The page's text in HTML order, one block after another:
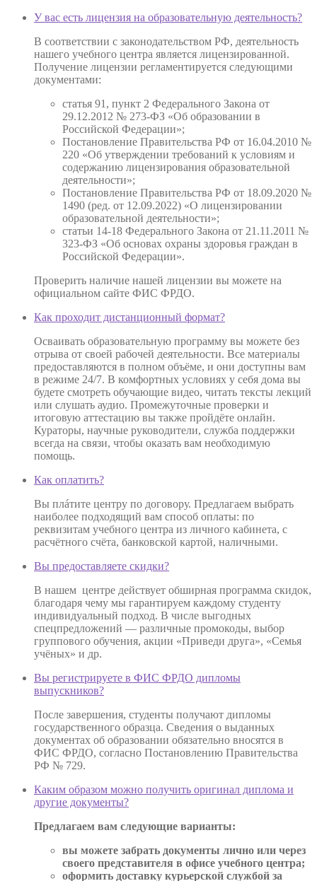
У вас есть лицензия на образовательную деятельность?
В соответствии с законодательством РФ, деятельность
нашего учебного центра является лицензированной.
Получение лицензии регламентируется следующими
документами:
статья 91, пункт 2 Федерального Закона от
29.12.2012 № 273-ФЗ «Об образовании в
Российской Федерации»;
Постановление Правительства РФ от 16.04.2010 №
220 «Об утверждении требований к условиям и
содержанию лицензирования образовательной
деятельности»;
Постановление Правительства РФ от 18.09.2020 №
1490 (ред. от 12.09.2022) «О лицензировании
образовательной деятельности»;
статьи 14-18 Федерального Закона от 21.11.2011 №
323-ФЗ «Об основах охраны здоровья граждан в
Российской Федерации».
Проверить наличие нашей лицензии вы можете на
официальном сайте ФИС ФРДО.
Как проходит дистанционный формат?
Осваивать образовательную программу вы можете без
отрыва от своей рабочей деятельности. Все материалы
предоставляются в полном объёме, и они доступны вам
в режиме 24/7. В комфортных условиях у себя дома вы
будете смотреть обучающие видео, читать тексты лекций
или слушать аудио. Промежуточные проверки и
итоговую аттестацию вы также пройдёте онлайн.
Кураторы, научные руководители, служба поддержки
всегда на связи, чтобы оказать вам необходимую
помощь.
Как оплатить?
Вы плáтите центру по договору. Предлагаем выбрать
наиболее подходящий вам способ оплаты: по
реквизитам учебного центра из личного кабинета, с
расчётного счёта, банковской картой, наличными.
Вы предоставляете скидки?
В нашем центре действует обширная программа скидок,
благодаря чему мы гарантируем каждому студенту
индивидуальный подход. В числе выгодных
спецпредложений — различные промокоды, выбор
группового обучения, акции «Приведи друга», «Семья
учёных» и др.
Вы регистрируете в ФИС ФРДО дипломы
выпускников?
После завершения, студенты получают дипломы
государственного образца. Сведения о выданных
документах об образовании обязательно вносятся в
ФИС ФРДО, согласно Постановлению Правительства
РФ № 729.
Каким образом можно получить оригинал диплома и
другие документы?
Предлагаем вам следующие варианты:
вы можете забрать документы лично или через
своего представителя в офисе учебного центра;
оформить доставку курьерской службой за